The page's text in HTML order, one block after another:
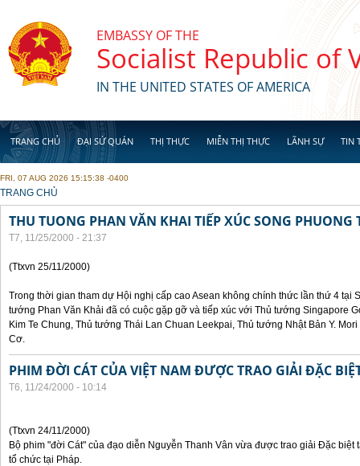
EMBASSY OF THE
Socialist Republic of
IN THE UNITED STATES OF AMERICA
TRANG CHỦ ĐẠI SỨ QUÁN THỊ THỰC MIỄN THỊ THỰC LÃNH SỰ TIN
FRI, 07 AUG 2026 15:15:38 -0400
YOU ARE HERE
TRANG CHỦ
THU TUONG PHAN VĂN KHAI TIẾP XÚC SONG PHUONG
T7, 11/25/2000 - 21:37
(Ttxvn 25/11/2000)
Trong thời gian tham dự Hội nghị cấp cao Asean không chính thức lần thứ 4 tại
tướng Phan Văn Khải đã có cuộc gặp gỡ và tiếp xúc với Thủ tướng Singapore
Kim Te Chung, Thủ tướng Thái Lan Chuan Leekpai, Thủ tướng Nhật Bản Y.
Cơ.
PHIM ĐỜI CÁT CỦA VIỆT NAM ĐƯỢC TRAO GIẢI ĐẶC
T6, 11/24/2000 - 10:14
(Ttxvn 24/11/2000)
Bộ phim "đời Cát" của đạo diễn Nguyễn Thanh Vân vừa được trao giải Đặc biệt
tổ chức tại Pháp.